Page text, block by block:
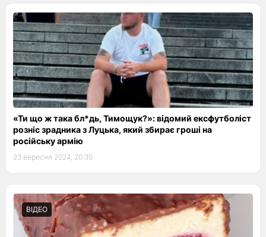
«Ти що ж така бл*дь, Тимощук?»: відомий ексфутболіст
розніс зрадника з Луцька, який збирає гроші на
російську армію
23 вересня 2024, 20:35
ВІДЕО